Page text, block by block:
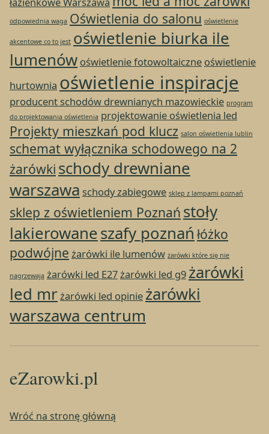
odpowiednia waga Oświetlenia do salonu oświetlenie
akcentowe co to jest oświetlenie biurka ile
lumenów oświetlenie fotowoltaiczne oświetlenie
hurtownia oświetlenie inspiracje
producent schodów drewnianych mazowieckie program
do projektowania oświetlenia projektowanie oświetlenia led
Projekty mieszkań pod klucz salon oświetlenia lublin
schemat wyłącznika schodowego na 2
żarówki schody drewniane
warszawa schody zabiegowe sklep z lampami poznań
sklep z oświetleniem Poznań stoły
lakierowaneszafy poznań łóżko
podwójne żarówki ile lumenów żarówki które się nie
nagrzewają żarówki led E27żarówki led g9 żarówki
led mrżarówki led opinie żarówki
warszawa centrum
eZarowki.pl
Wróć na stronę główną